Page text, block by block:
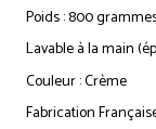
Poids : 800
Lavable à la main
Couleur : Crème
Fabrication